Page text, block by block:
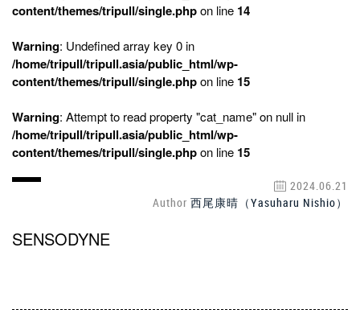
content/themes/tripull/single.phpon line 14
Warning: Undefined array key 0 in
/home/tripull/tripull.asia/public_html/wp-
content/themes/tripull/single.phpon line 15
Warning: Attempt to read property "cat_name" on null in
/home/tripull/tripull.asia/public_html/wp-
content/themes/tripull/single.phpon line 15
2024.06.21
Author 西尾康晴（Yasuharu Nishio）
SENSODYNE